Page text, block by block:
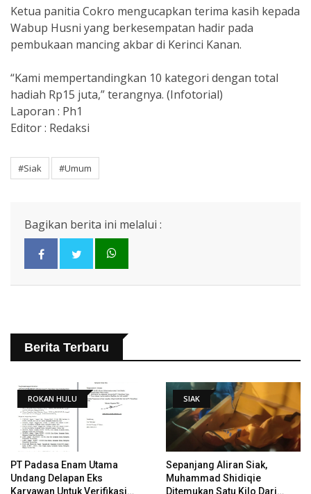
Ketua panitia Cokro mengucapkan terima kasih kepada
Wabup Husni yang berkesempatan hadir pada
pembukaan mancing akbar di Kerinci Kanan.
“Kami mempertandingkan 10 kategori dengan total
hadiah Rp15 juta,” terangnya. (Infotorial)
Laporan : Ph1
Editor : Redaksi
#Siak #Umum
Bagikan berita ini melalui :
Berita Terbaru
ROKAN HULU
PT Padasa Enam Utama
Undang Delapan Eks
Karyawan Untuk Verifikasi
SIAK
Sepanjang Aliran Siak,
Muhammad Shidiqie
Ditemukan Satu Kilo Dari